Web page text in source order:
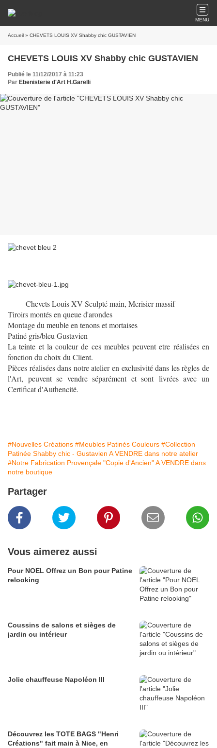
MENU
Accueil » CHEVETS LOUIS XV Shabby chic GUSTAVIEN
CHEVETS LOUIS XV Shabby chic GUSTAVIEN
Publié le 11/12/2017 à 11:23
Par Ebenisterie d'Art H.Garelli
Chevets Louis XV Sculpté main, Merisier massif
Tiroirs montés en queue d'arondes
Montage du meuble en tenons et mortaises
Patiné gris/bleu Gustavien
La teinte et la couleur de ces meubles peuvent etre réalisées en
fonction du choix du Client.
Pièces réalisées dans notre atelier en exclusivité dans les règles de
l'Art, peuvent se vendre séparément et sontlivrées avec un
Certificat d'Authencité.
#Nouvelles Créations #Meubles Patinés Couleurs #Collection
Patinée Shabby chic - Gustavien A VENDRE dans notre atelier
#Notre Fabrication Provençale "Copie d'Ancien" A VENDRE dans
notre boutique
Partager
Vous aimerez aussi
Pour NOEL Offrez un Bon pour Patine
relooking
Coussins de salons et sièges de
jardin ou intérieur
Jolie chauffeuse Napoléon III
Découvrez les TOTE BAGS "Henri
Créations" fait main à Nice, en